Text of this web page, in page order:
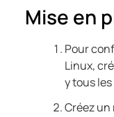
Mise en
Pour
Linux,
y tous
Créez